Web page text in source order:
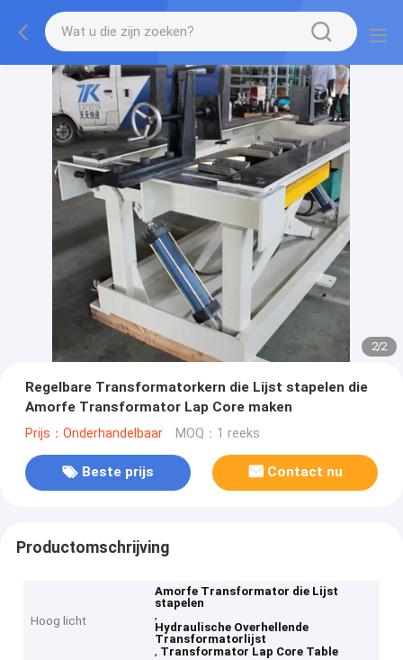
2/2
Regelbare Transformatorkern die Lijst stapelen die
Amorfe Transformator Lap Core maken
Prijs：Onderhandelbaar MOQ：1 reeks
Beste prijs Contact nu
Productomschrijving
Hoog licht
Amorfe Transformator die Lijst
stapelen
,
Hydraulische Overhellende
Transformatorlijst
, Transformator Lap Core Table